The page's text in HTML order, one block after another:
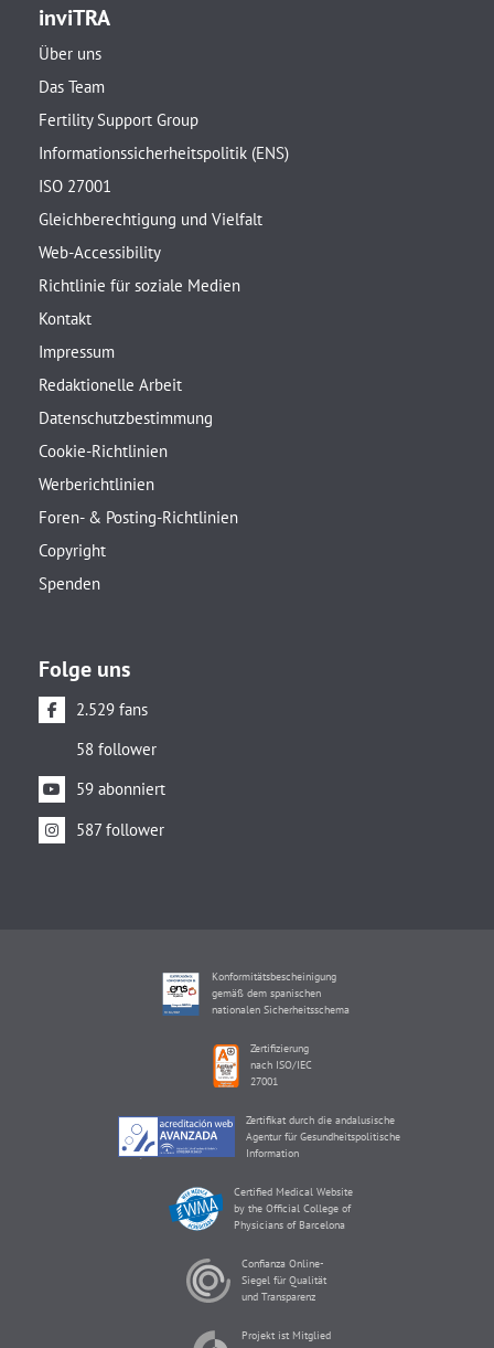
inviTRA
Über uns
Das Team
Fertility Support Group
Informationssicherheitspolitik (ENS)
ISO 27001
Gleichberechtigung und Vielfalt
Web-Accessibility
Richtlinie für soziale Medien
Kontakt
Impressum
Redaktionelle Arbeit
Datenschutzbestimmung
Cookie-Richtlinien
Werberichtlinien
Foren- & Posting-Richtlinien
Copyright
Spenden
Folge uns
2.529 fans
58 follower
59 abonniert
587 follower
Konformitätsbescheinigung
gemäß dem spanischen
nationalen Sicherheitsschema
Zertifizierung
nach ISO/IEC
27001
Zertifikat durch die andalusische
Agentur für Gesundheitspolitische
Information
Certified Medical Website
by the Official College of
Physicians of Barcelona
Confianza Online-
Siegel für Qualität
und Transparenz
Projekt ist Mitglied